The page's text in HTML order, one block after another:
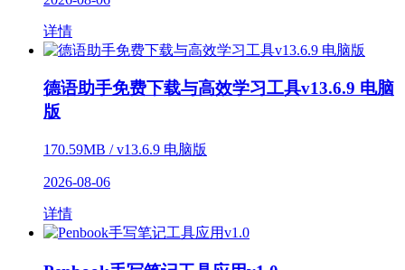
详情
德语助手免费下载与高效学习工具v13.6.9 电脑
版
170.59MB / v13.6.9 电脑版
2026-08-06
详情